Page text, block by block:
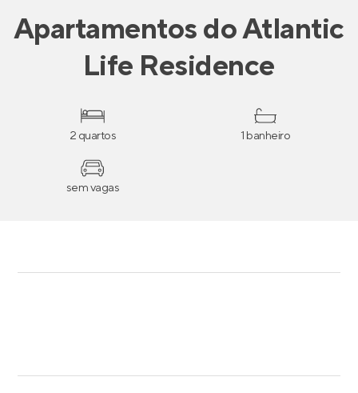
ApartamentosdoAtlantic
Life Residence
2 quartos 1 banheiro
sem vagas